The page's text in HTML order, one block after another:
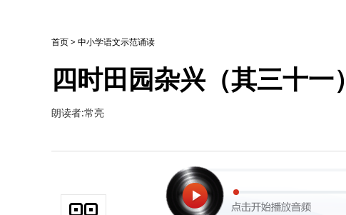
首页>中小学语文示范诵读
四时田园杂兴（其三十一）
朗读者:常亮